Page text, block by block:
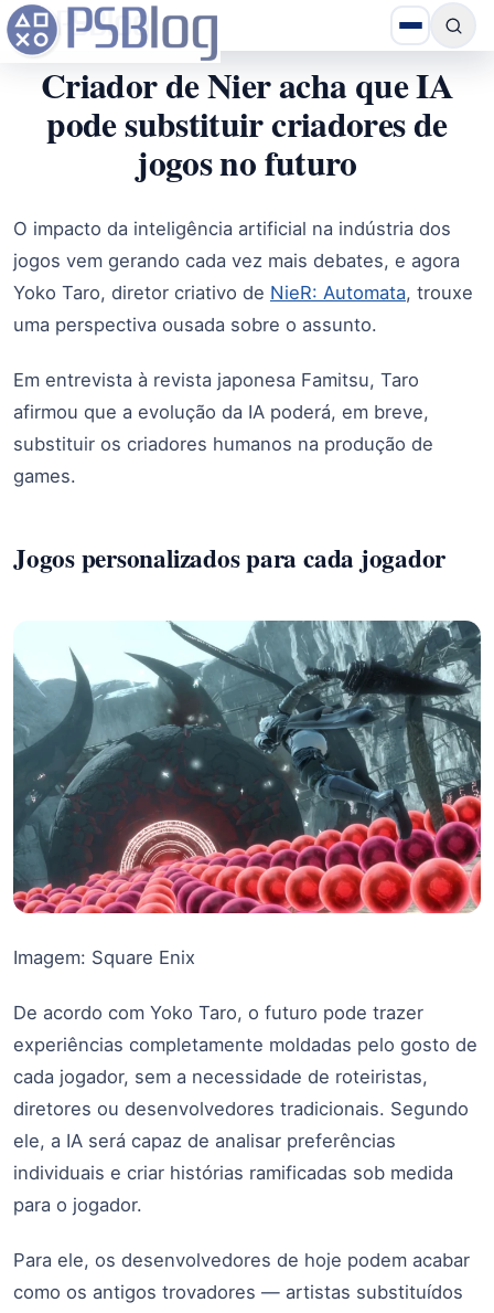
Criador de Nier acha que IA
pode substituir criadores de
jogos no futuro
O impacto da inteligência artificial na indústria dos
jogos vem gerando cada vez mais debates, e agora
Yoko Taro, diretor criativo de NieR: Automata, trouxe
uma perspectiva ousada sobre o assunto.
Em entrevista à revista japonesa Famitsu, Taro
afirmou que a evolução da IA poderá, em breve,
substituir os criadores humanos na produção de
games.
Jogos personalizados para cada jogador
Imagem: Square Enix
De acordo com Yoko Taro, o futuro pode trazer
experiências completamente moldadas pelo gosto de
cada jogador, sem a necessidade de roteiristas,
diretores ou desenvolvedores tradicionais. Segundo
ele, a IA será capaz de analisar preferências
individuais e criar histórias ramificadas sob medida
para o jogador.
Para ele, os desenvolvedores de hoje podem acabar
como os antigos trovadores — artistas substituídos